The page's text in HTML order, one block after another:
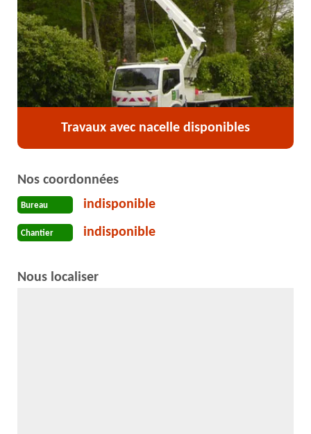
Travaux avec nacelle disponibles
Nos coordonnées
Bureau indisponible
Chantier indisponible
Nous localiser